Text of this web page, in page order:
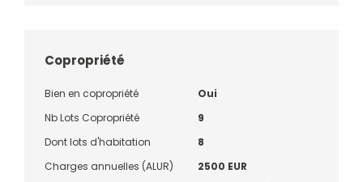
Copropriété
Bien en copropriété
Oui
Nb Lots Copropriété
9
Dont lots d'habitation
8
Charges annuelles (ALUR)
2500 EUR